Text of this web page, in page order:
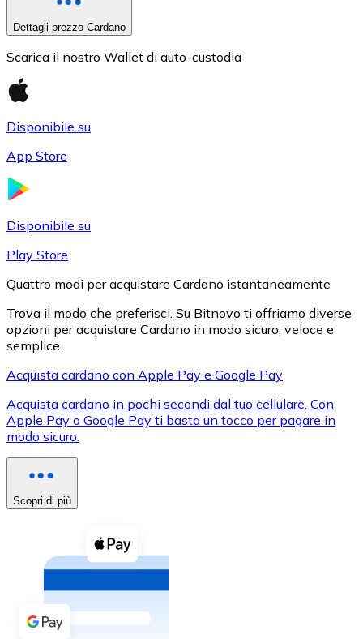
XRP
XRP
Vedi tutto
Buoni cripto
Acquista criptovalute in contanti e altri mezzi di
Acquista con contanti
Bonifico SEPA
Dettagli prezzo Cardano
Scarica il nostro Wallet di auto-custodia
Disponibile su
App Store
Disponibile su
Play Store
Quattro modi per acquistare Cardano istantaneamente
Trova il modo che preferisci. Su Bitnovo ti offriamo diverse
opzioni per acquistare Cardano in modo sicuro, veloce e
semplice.
Acquista cardano con Apple Pay e Google Pay
Acquista cardano in pochi secondi dal tuo cellulare. Con
Apple Pay o Google Pay ti basta un tocco per pagare in
modo sicuro.
Scopri di più